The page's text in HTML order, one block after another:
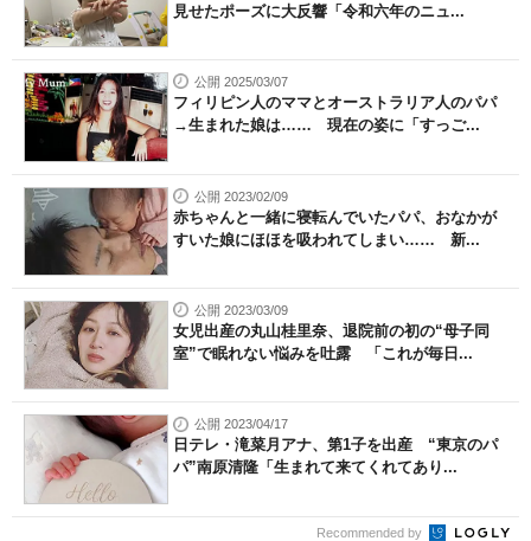
見せたポーズに大反響「令和六年のニュ...
公開 2025/03/07
フィリピン人のママとオーストラリア人のパパ
→生まれた娘は…… 現在の姿に「すっご...
公開 2023/02/09
赤ちゃんと一緒に寝転んでいたパパ、おなかが
すいた娘にほほを吸われてしまい…… 新...
公開 2023/03/09
女児出産の丸山桂里奈、退院前の初の“母子同
室”で眠れない悩みを吐露 「これが毎日...
公開 2023/04/17
日テレ・滝菜月アナ、第1子を出産 “東京のパ
パ”南原清隆「生まれて来てくれてあり...
Recommended by